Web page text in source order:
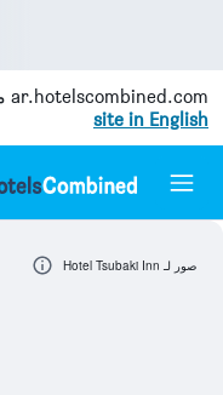
ar.hotelscombined.com
site in English
صور لـ Hotel Tsubaki Inn